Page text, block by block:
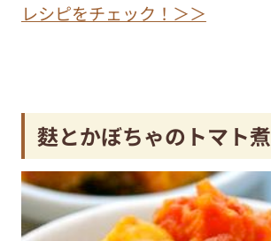
レシピをチェック！＞＞
麩とかぼちゃのトマト煮